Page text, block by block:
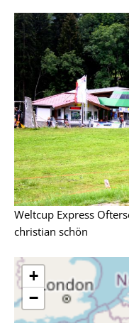
Weltcup Express
christian schön
+
−